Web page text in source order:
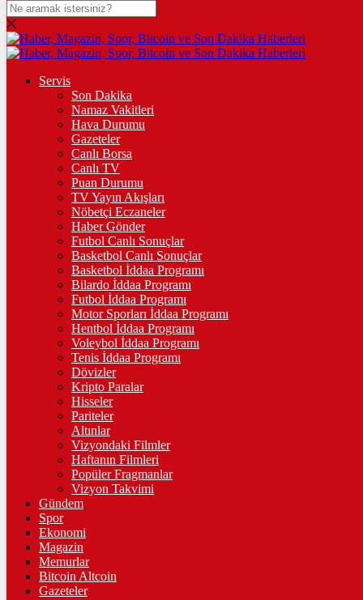
DOLAR
47,7023$% 0.15
% 0.35
STERLİN
% 0.41
GRAM ALTIN
%2,38
ÇEYREK ALTIN
10.889,00%2,41
TAM ALTIN
43.369,00%2,40
%2,31
%-0,14
฿%-0.1
LİTECOİN
2163.65Ł%-0.6
ETHEREUM
90951 Ξ%-0.3
Servis
Son Dakika
Namaz Vakitleri
Hava Durumu
Gazeteler
Canlı Borsa
Canlı TV
Puan Durumu
TV Yayın Akışları
Nöbetçi Eczaneler
Haber Gönder
Futbol Canlı Sonuçlar
Basketbol Canlı Sonuçlar
Basketbol İddaa Programı
Bilardo İddaa Programı
Futbol İddaa Programı
Motor Sporları İddaa Programı
Hentbol İddaa Programı
Voleybol İddaa Programı
Tenis İddaa Programı
Dövizler
Kripto Paralar
Hisseler
Pariteler
Altınlar
Vizyondaki Filmler
Haftanın Filmleri
Popüler Fragmanlar
Vizyon Takvimi
Gündem
Spor
Ekonomi
Magazin
Memurlar
Bitcoin Altcoin
Gazeteler